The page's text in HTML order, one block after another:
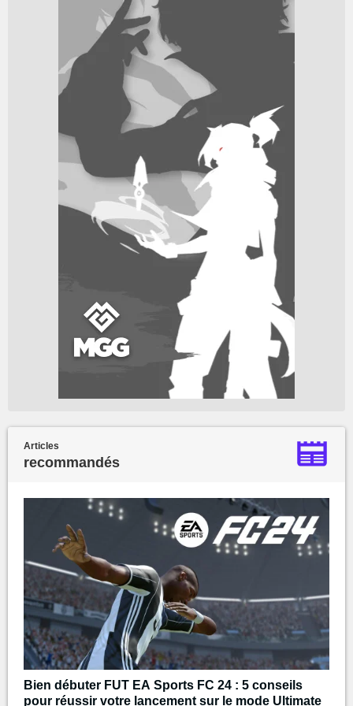
Articles
recommandés
Bien débuter FUT EA Sports FC 24 : 5 conseils
pour réussir votre lancement sur le mode Ultimate